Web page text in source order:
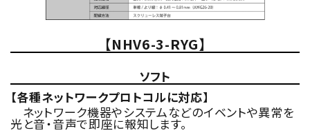
【NHV6-3-RYG】
ソフト
【各種ネットワークプロトコルに対応】
ネットワーク機器やシステムなどのイベントや異常を
光と音・音声で即座に報知します。